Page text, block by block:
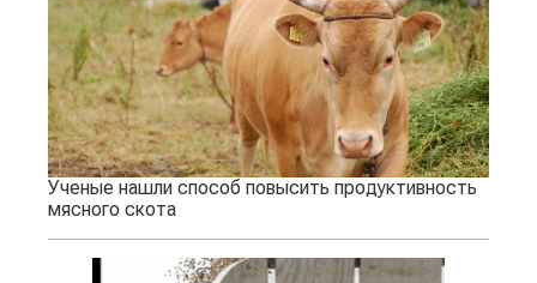
Ученые нашли способ повысить продуктивность
мясного скота